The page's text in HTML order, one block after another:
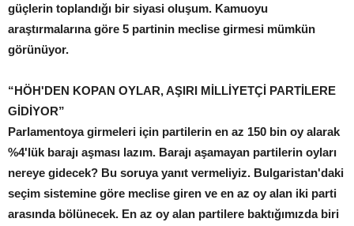
güçlerin toplandığı bir siyasi oluşum. Kamuoyu
araştırmalarına göre 5 partinin meclise girmesi mümkün
görünüyor.
“HÖH'DEN KOPAN OYLAR, AŞIRI MİLLİYETÇİ PARTİLERE
GİDİYOR”
Parlamentoya girmeleri için partilerin en az 150 bin oy alarak
%4'lük barajı aşması lazım. Barajı aşamayan partilerin oyları
nereye gidecek? Bu soruya yanıt vermeliyiz. Bulgaristan'daki
seçim sistemine göre meclise giren ve en az oy alan iki parti
arasında bölünecek. En az oy alan partilere baktığımızda biri